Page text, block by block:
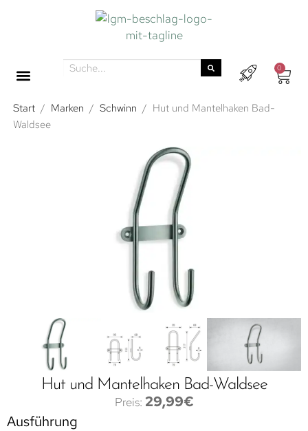
0
Start / Marken / Schwinn / Hut und Mantelhaken Bad-
Waldsee
Hut und Mantelhaken Bad-Waldsee
29,99€
Ausführung